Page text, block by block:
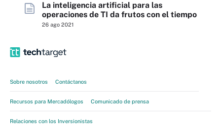
La inteligencia artificial para las
operaciones de TI da frutos con el tiempo
26 ago 2021
Sobre nosotros Contáctanos
Recursos para Mercadólogos Comunicado de prensa
Relaciones con los Inversionistas